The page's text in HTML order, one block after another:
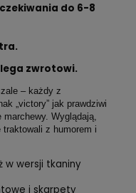
do 6-8
zwrotowi.
– każdy z
„victory” jak prawdziwi
Wyglądają,
z humorem i
w wersji tkaniny
i skarpety